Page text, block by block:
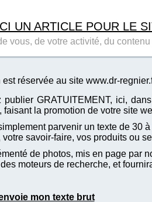
UN ARTICLE POUR LE
vous, de votre activité, du
réservée au site www.dr-
publier GRATUITEMENT, ici,
faisant la promotion de votre site
parvenir un texte de 30
votre savoir-faire, vos produits ou
de photos, mis en page par
moteurs de recherche, et
mon texte brut